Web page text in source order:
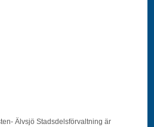
Älvsjö Stadsdelsförvaltning är